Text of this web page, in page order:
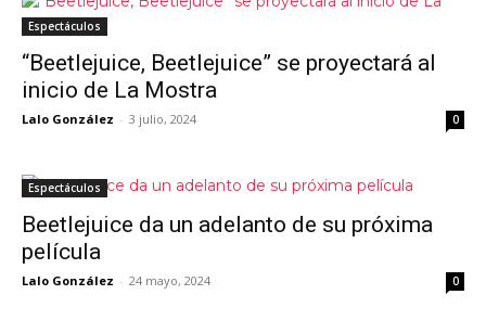
Espectáculos
“Beetlejuice, Beetlejuice” se proyectará al
inicio de La Mostra
Lalo González - 3 julio, 2024 0
Espectáculos
Beetlejuice da un adelanto de su próxima
película
Lalo González - 24 mayo, 2024 0